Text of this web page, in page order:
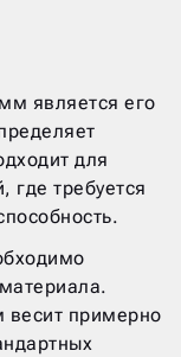
является его
для
где требуется
весит примерно